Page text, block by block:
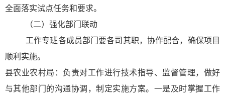
全面落实试点任务和要求。
（二）强化部门联动
工作专班各成员部门要各司其职，协作配合，确保项目
顺利实施。
县农业农村局：负责对工作进行技术指导、监督管理，做好
与其他部门的沟通协调，制定实施方案。一是及时掌握工作